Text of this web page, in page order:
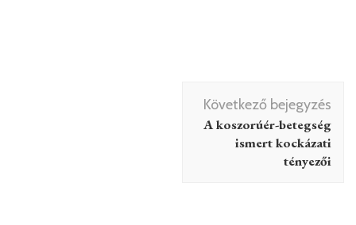
Következő bejegyzés
A koszorúér-betegség
ismert kockázati
tényezői